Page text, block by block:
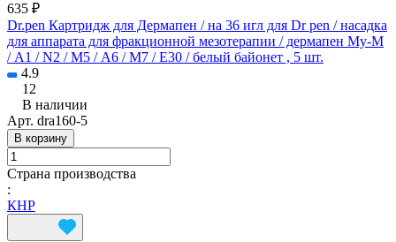
635 ₽
Dr.pen Картридж для Дермапен / на 36 игл для Dr pen / насадка
для аппарата для фракционной мезотерапии / дермапен My-M
/ А1 / N2 / M5 / А6 / М7 / E30 / белый байонет , 5 шт.
4.9
12
В наличии
Арт. dra160-5
В корзину
Страна производства
:
КНР